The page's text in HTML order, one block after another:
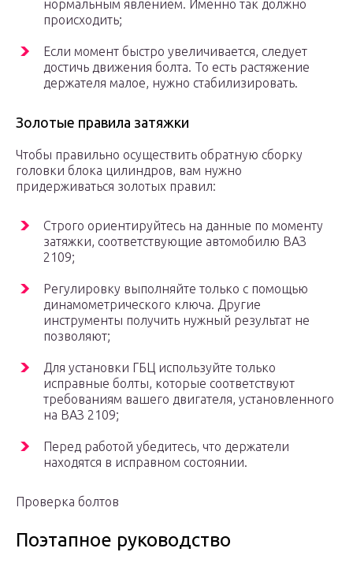
нормальным явлением. Именно так должно
происходить;
Если момент быстро увеличивается, следует
достичь движения болта. То есть растяжение
держателя малое, нужно стабилизировать.
Золотые правила затяжки
Чтобы правильно осуществить обратную сборку
головки блока цилиндров, вам нужно
придерживаться золотых правил:
Строго ориентируйтесь на данные по моменту
затяжки, соответствующие автомобилю ВАЗ
2109;
Регулировку выполняйте только с помощью
динамометрического ключа. Другие
инструменты получить нужный результат не
позволяют;
Для установки ГБЦ используйте только
исправные болты, которые соответствуют
требованиям вашего двигателя, установленного
на ВАЗ 2109;
Перед работой убедитесь, что держатели
находятся в исправном состоянии.
Проверка болтов
Поэтапное руководство